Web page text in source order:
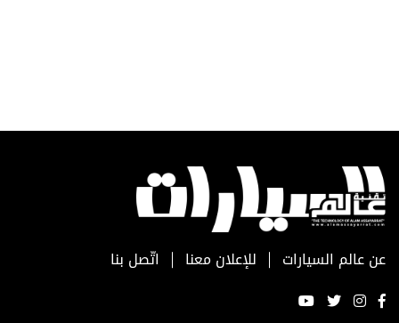
عن عالم السيارات للإعلان معنا اتّصل بنا